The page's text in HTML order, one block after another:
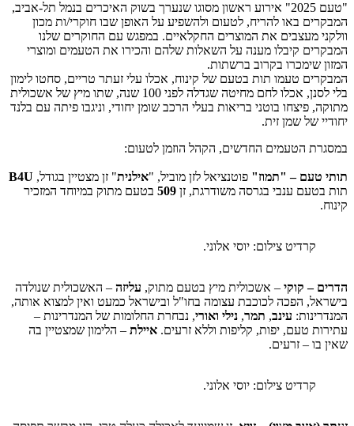
"טעם 2025" אירוע ראשון מסוגו שנערך בשוק האיכרים בנמל תל-אביב,
באו להריח, לטעום ולהשפיע על האופן שבו חוקרי/ות מכון
מעצבים את המוצרים החקלאיים. במפגש עם החוקרים שלנו
קיבלו מענה על השאלות שלהם והכירו את הטעמים ומוצרי
שימכרו בקרוב ברשתות.
טעמו תות בטעם של קינוח, אכלו עלי זעתר טריים, סחטו לימון
בלי לסנן, אכלו לחם מחיטה שגדלה לפני 100 שנה, שתו מיץ של אשכולית
פיצחו בוטני בריאות בעלי הרכב שומן יחודי, וניגבו פיתה עם בלנד
של שמן זית.
הטעמים החדשים, הקהל הוזמן לטעום:
– "תמוז" פוטנציאל לזן מוביל, "אילנית" זן מצטיין בגודל, B4U
ענבי בגרסה משודרגת, זן509בטעם מתוק במיוחד המזכיר
קרדיט צילום: יוסי אלוני.
– קוקי– אשכולית מיץ בטעם מתוק, עליזה– האשכולית שנולדה
הפכה לכוכבת עצומה בחו"ל ובישראל כמעט ואין למצוא אותה,
עינב,תמר,נילי ואורי, נבחרת החלומות של המנדרינות –
טעם, יפות, קליפות וללא זרעים. איילת– הלימון שמצטיין בה
– זרעים.
קרדיט צילום: יוסי אלוני.